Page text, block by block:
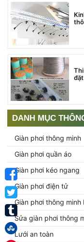
DANH MỤC
Giàn phơi thông minh
Giàn phơi quần áo
Giàn phơi kéo ngang
Giàn phơi điện tử
Giàn phơi thông minh
Sửa giàn phơi thông
Lưới an toàn